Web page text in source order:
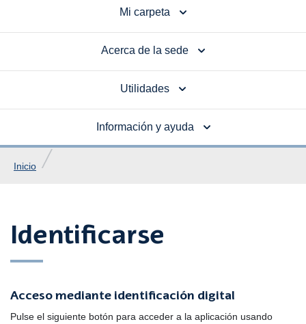
Mi carpeta
Acerca de la sede
Utilidades
Información y ayuda
Inicio
Identificarse
Acceso mediante identificación digital
Pulse el siguiente botón para acceder a la aplicación usando